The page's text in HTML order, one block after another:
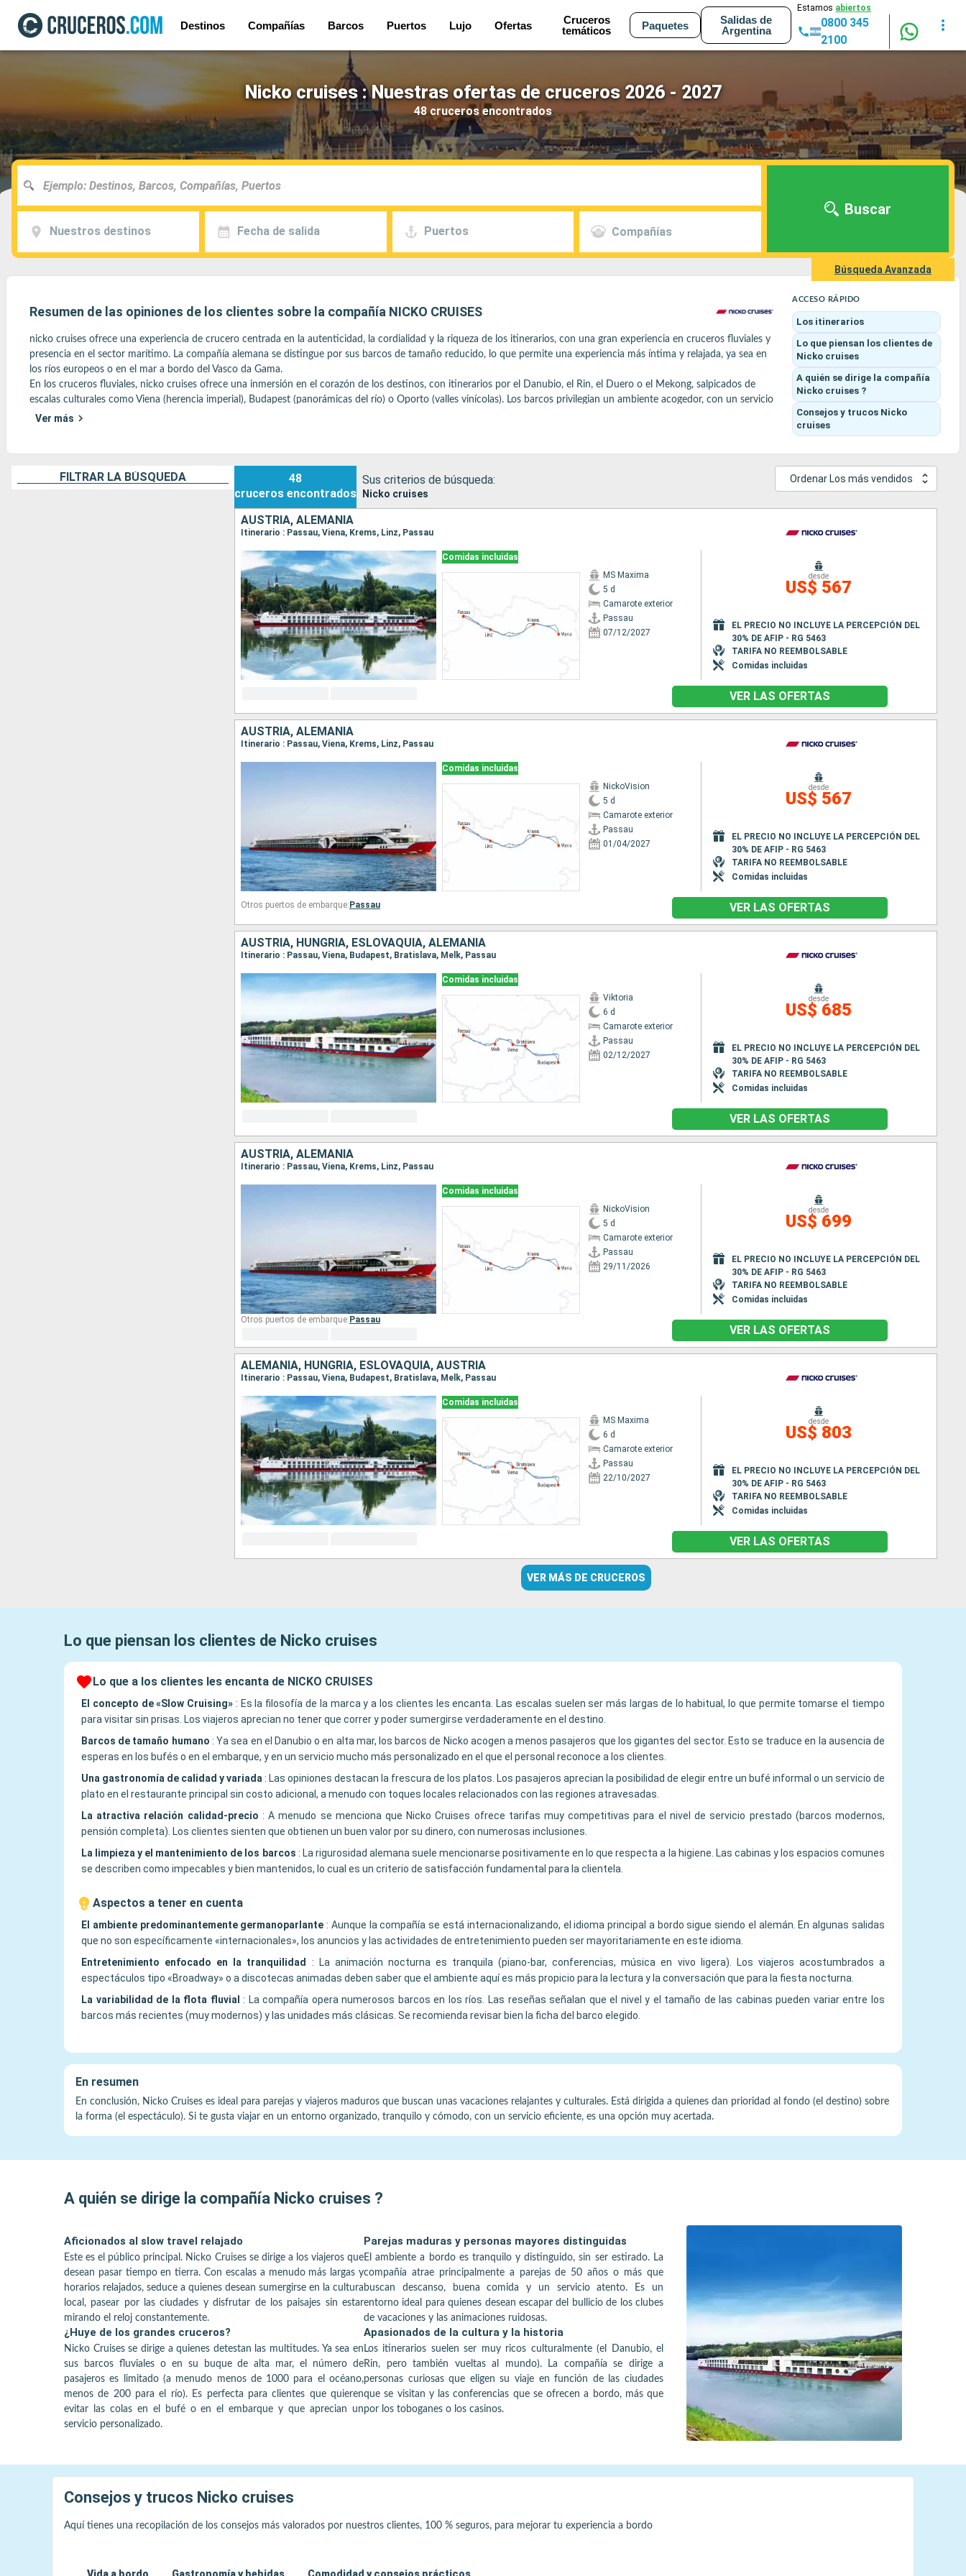
Destinos Compañías Barcos Puertos Lujo Ofertas
Cruceros
temáticos
Paquetes
Salidas de
Argentina
Estamos abiertos
0800 345
2100
Nicko cruises : Nuestras ofertas de cruceros 2026 - 2027
48 cruceros encontrados
Nuestros destinos Fecha de salida Puertos Compañías
Buscar
Búsqueda Avanzada
Resumen de las opiniones de los clientes sobre la compañía NICKO CRUISES
nicko cruises ofrece una experiencia de crucero centrada en la autenticidad, la cordialidad y la riqueza de los itinerarios, con una gran experiencia en cruceros fluviales y
presencia en el sector marítimo. La compañía alemana se distingue por sus barcos de tamaño reducido, lo que permite una experiencia más íntima y relajada, ya sea en
los ríos europeos o en el mar a bordo del Vasco da Gama.
En los cruceros fluviales, nicko cruises ofrece una inmersión en el corazón de los destinos, con itinerarios por el Danubio, el Rin, el Duero o el Mekong, salpicados de
escalas culturales como Viena (herencia imperial), Budapest (panorámicas del río) o Oporto (valles vinícolas). Los barcos privilegian un ambiente acogedor, con un servicio
atento y una gastronomía inspirada en las cocinas locales.
Un crucero accesible y auténtico, ideal para los viajeros en busca de descubrimientos culturales, comodidad y un ambiente a escala humana.
Ver más
ACCESO RÁPIDO
Los itinerarios
Lo que piensan los clientes de
Nicko cruises
A quién se dirige la compañía
Nicko cruises ?
Consejos y trucos Nicko
cruises
FILTRAR LA BÚSQUEDA
48
cruceros encontrados
Sus criterios de búsqueda:
Nicko cruises
Ordenar Los más vendidos
AUSTRIA, ALEMANIA
Itinerario : Passau, Viena, Krems, Linz, Passau
Comidas incluidas
MS Maxima
5 d
Camarote exterior
Passau
07/12/2027
desde
US$ 567
EL PRECIO NO INCLUYE LA PERCEPCIÓN DEL
30% DE AFIP - RG 5463
TARIFA NO REEMBOLSABLE
Comidas incluidas
VER LAS OFERTAS
AUSTRIA, ALEMANIA
Itinerario : Passau, Viena, Krems, Linz, Passau
Comidas incluidas
NickoVision
5 d
Camarote exterior
Passau
01/04/2027
desde
US$ 567
EL PRECIO NO INCLUYE LA PERCEPCIÓN DEL
30% DE AFIP - RG 5463
TARIFA NO REEMBOLSABLE
Comidas incluidas
Otros puertos de embarque: Passau VER LAS OFERTAS
AUSTRIA, HUNGRÍA, ESLOVAQUIA, ALEMANIA
Itinerario : Passau, Viena, Budapest, Bratislava, Melk, Passau
Comidas incluidas
Viktoria
6 d
Camarote exterior
Passau
02/12/2027
desde
US$ 685
EL PRECIO NO INCLUYE LA PERCEPCIÓN DEL
30% DE AFIP - RG 5463
TARIFA NO REEMBOLSABLE
Comidas incluidas
VER LAS OFERTAS
AUSTRIA, ALEMANIA
Itinerario : Passau, Viena, Krems, Linz, Passau
Comidas incluidas
NickoVision
5 d
Camarote exterior
Passau
29/11/2026
desde
US$ 699
EL PRECIO NO INCLUYE LA PERCEPCIÓN DEL
30% DE AFIP - RG 5463
TARIFA NO REEMBOLSABLE
Comidas incluidas
Otros puertos de embarque: Passau
VER LAS OFERTAS
ALEMANIA, HUNGRÍA, ESLOVAQUIA, AUSTRIA
Itinerario : Passau, Viena, Budapest, Bratislava, Melk, Passau
Comidas incluidas
MS Maxima
6 d
Camarote exterior
Passau
22/10/2027
desde
US$ 803
EL PRECIO NO INCLUYE LA PERCEPCIÓN DEL
30% DE AFIP - RG 5463
TARIFA NO REEMBOLSABLE
Comidas incluidas
VER LAS OFERTAS
VER MÁS DE CRUCEROS
Lo que piensan los clientes de Nicko cruises
Lo que a los clientes les encanta de NICKO CRUISES
El concepto de «Slow Cruising» : Es la filosofía de la marca y a los clientes les encanta. Las escalas suelen ser más largas de lo habitual, lo que permite tomarse el tiempo
para visitar sin prisas. Los viajeros aprecian no tener que correr y poder sumergirse verdaderamente en el destino.
Barcos de tamaño humano :Ya sea en el Danubio o en alta mar, los barcos de Nicko acogen a menos pasajeros que los gigantes del sector. Esto se traduce en la ausencia de
esperas en los bufés o en el embarque, y en un servicio mucho más personalizado en el que el personal reconoce a los clientes.
Una gastronomía de calidad y variada : Las opiniones destacan la frescura de los platos. Los pasajeros aprecian la posibilidad de elegir entre un bufé informal o un servicio de
plato en el restaurante principal sin costo adicional, a menudo con toques locales relacionados con las regiones atravesadas.
La atractiva relación calidad-precio :A menudo se menciona que Nicko Cruises ofrece tarifas muy competitivas para el nivel de servicio prestado (barcos modernos,
pensión completa). Los clientes sienten que obtienen un buen valor por su dinero, con numerosas inclusiones.
La limpieza y el mantenimiento de los barcos : La rigurosidad alemana suele mencionarse positivamente en lo que respecta a la higiene. Las cabinas y los espacios comunes
se describen como impecables y bien mantenidos, lo cual es un criterio de satisfacción fundamental para la clientela.
Aspectos a tener en cuenta
El ambiente predominantemente germanoparlante : Aunque la compañía se está internacionalizando, el idioma principal a bordo sigue siendo el alemán. En algunas salidas
que no son específicamente «internacionales», los anuncios y las actividades de entretenimiento pueden ser mayoritariamente en este idioma.
Entretenimiento enfocado en la tranquilidad
:
La animación nocturna es tranquila (piano-bar, conferencias, música en vivo ligera). Los viajeros acostumbrados a
espectáculos tipo «Broadway» o a discotecas animadas deben saber que el ambiente aquí es más propicio para la lectura y la conversación que para la fiesta nocturna.
La variabilidad de la flota fluvial : La compañía opera numerosos barcos en los ríos. Las reseñas señalan que el nivel y el tamaño de las cabinas pueden variar entre los
barcos más recientes (muy modernos) y las unidades más clásicas. Se recomienda revisar bien la ficha del barco elegido.
En resumen
En conclusión, Nicko Cruises es ideal para parejas y viajeros maduros que buscan unas vacaciones relajantes y culturales. Está dirigida a quienes dan prioridad al fondo (el destino) sobre
la forma (el espectáculo). Si te gusta viajar en un entorno organizado, tranquilo y cómodo, con un servicio eficiente, es una opción muy acertada.
A quién se dirige la compañía Nicko cruises ?
Aficionados al slow travel relajado
Este es el público principal. Nicko Cruises se dirige a los viajeros que
desean pasar tiempo en tierra. Con escalas a menudo más largas y
horarios relajados, seduce a quienes desean sumergirse en la cultura
local, pasear por las ciudades y disfrutar de los paisajes sin estar
mirando el reloj constantemente.
Parejas maduras y personas mayores distinguidas
El ambiente a bordo es tranquilo y distinguido, sin ser estirado. La
compañía atrae principalmente a parejas de 50 años o más que
buscan descanso, buena comida y un servicio atento. Es un
entorno ideal para quienes desean escapar del bullicio de los clubes
de vacaciones y las animaciones ruidosas.
¿Huye de los grandes cruceros?
Nicko Cruises se dirige a quienes detestan las multitudes. Ya sea en
sus barcos fluviales o en su buque de alta mar, el número de
pasajeros es limitado (a menudo menos de 1000 para el océano,
menos de 200 para el río). Es perfecta para clientes que quieren
evitar las colas en el bufé o en el embarque y que aprecian un
servicio personalizado.
Apasionados de la cultura y la historia
Los itinerarios suelen ser muy ricos culturalmente (el Danubio, el
Rin, pero también vueltas al mundo). La compañía se dirige a
personas curiosas que eligen su viaje en función de las ciudades
que se visitan y las conferencias que se ofrecen a bordo, más que
por los toboganes o los casinos.
Consejos y trucos Nicko cruises
Aquí tienes una recopilación de los consejos más valorados por nuestros clientes, 100 % seguros, para mejorar tu experiencia a bordo
Vida a bordo Gastronomía y bebidas Comodidad y consejos prácticos